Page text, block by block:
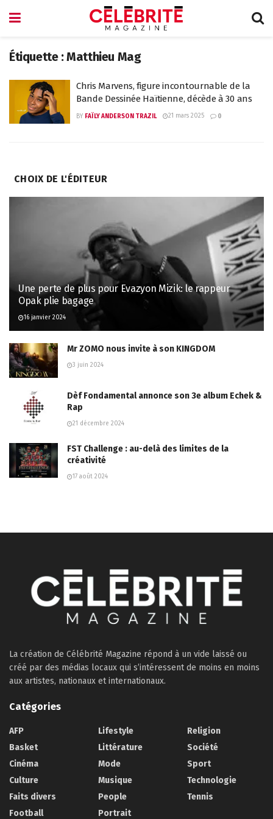
Étiquette :Matthieu Mag
Chris Marvens, figure incontournable de la
Bande Dessinée Haïtienne, décède à 30 ans
BY FAÏLY ANDERSON TRAZIL 21 mars 2025 0
CHOIX DE L'ÉDITEUR
Une perte de plus pour Evazyon Mizik: le rappeur
Opak plie bagage
16 janvier 2024
Mr ZOMO nous invite à son KINGDOM
3 juin 2024
Dèf Fondamental annonce son 3e album Echek &
Rap
21 décembre 2024
FST Challenge : au-delà des limites de la
créativité
17 août 2024
La création de Célébrité Magazine répond à un vide laissé ou
créé par des médias locaux qui s’intéressent de moins en moins
aux artistes, nationaux et internationaux.
Catégories
AFP
Basket
Cinéma
Culture
Faits divers
Football
Lifestyle
Littérature
Mode
Musique
People
Portrait
Religion
Société
Sport
Technologie
Tennis